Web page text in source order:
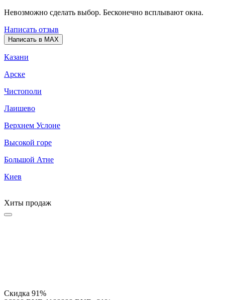
Невозможно сделать выбор. Бесконечно всплывают окна.
Написать отзыв
Написать в MAX
Казани
Арске
Чистополи
Лаишево
Верхнем Услоне
Высокой горе
Большой Атне
Киев
Хиты продаж
Скидка 91%